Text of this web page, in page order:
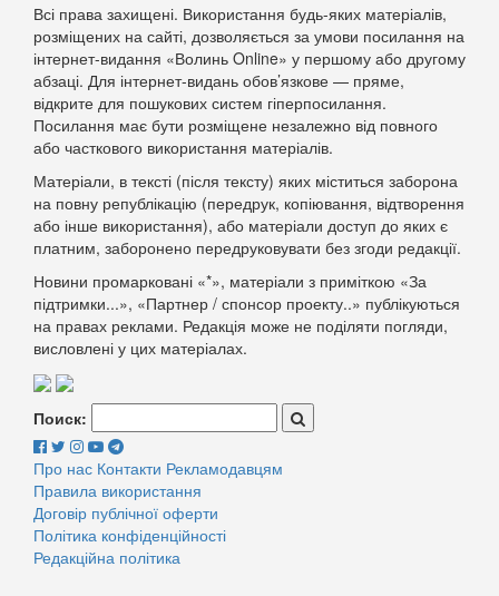
Всі права захищені. Використання будь-яких матеріалів,
розміщених на сайті, дозволяється за умови посилання на
інтернет-видання «Волинь Online» у першому або другому
абзаці. Для інтернет-видань обов’язкове — пряме,
відкрите для пошукових систем гіперпосилання.
Посилання має бути розміщене незалежно від повного
або часткового використання матеріалів.
Матеріали, в тексті (після тексту) яких міститься заборона
на повну републікацію (передрук, копіювання, відтворення
або інше використання), або матеріали доступ до яких є
платним, заборонено передруковувати без згоди редакції.
Новини промарковані «*», матеріали з приміткою «За
підтримки...», «Партнер / спонсор проекту..» публікуються
на правах реклами. Редакція може не поділяти погляди,
висловлені у цих матеріалах.
Поиск:
Про нас Контакти Рекламодавцям
Правила використання
Договір публічної оферти
Політика конфіденційності
Редакційна політика